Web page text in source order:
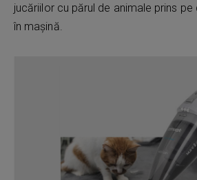
jucăriilor cu părul de animale prins
în mașină.